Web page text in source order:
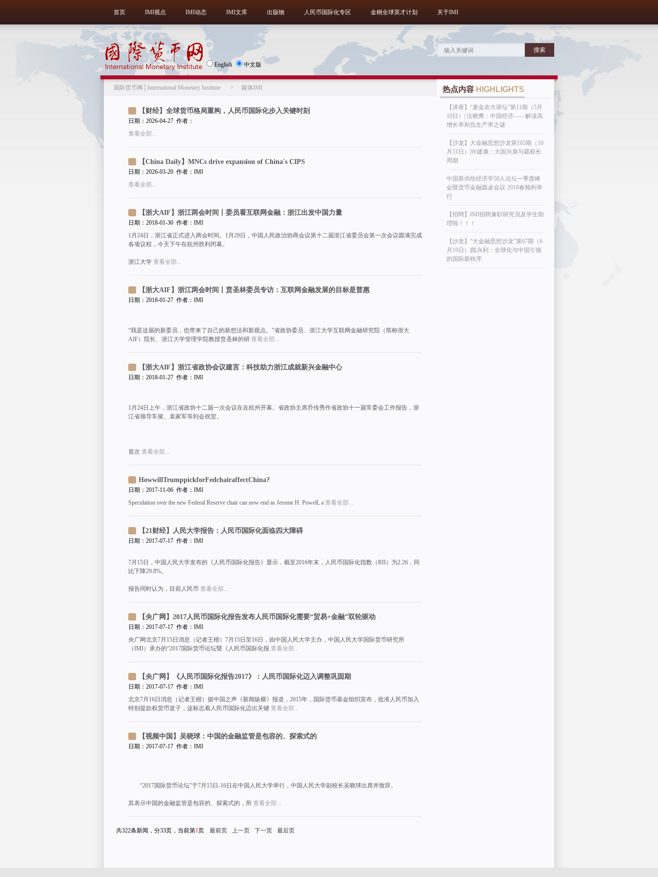
首页 IMI视点 IMI动态 IMI文库 出版物 人民币国际化专区 金桐全球英才计划 关于IMI
English 中文版
国际货币网│International Monetary Institute > 媒体IMI
【财经】全球货币格局重构，人民币国际化步入关键时刻
日期：2026-04-27 作者：
查看全部...
【China Daily】MNCs drive expansion of China's CIPS
日期：2026-03-20 作者：IMI
查看全部...
【浙大AIF】浙江两会时间丨委员看互联网金融：浙江出发中国力量
日期：2018-01-30 作者：IMI
1月24日，浙江省正式进入两会时间。1月29日，中国人民政治协商会议第十二届浙江省委员会第一次会议圆满完成
各项议程，今天下午在杭州胜利闭幕。
浙江大学 查看全部...
【浙大AIF】浙江两会时间丨贲圣林委员专访：互联网金融发展的目标是普惠
日期：2018-01-27 作者：IMI
“我是这届的新委员，也带来了自己的新想法和新观点。”省政协委员、浙江大学互联网金融研究院（简称浙大
AIF）院长、浙江大学管理学院教授贲圣林的研 查看全部...
【浙大AIF】浙江省政协会议建言：科技助力浙江成就新兴金融中心
日期：2018-01-27 作者：IMI
1月24日上午，浙江省政协十二届一次会议在在杭州开幕。省政协主席乔传秀作省政协十一届常委会工作报告，浙
江省领导车俊、袁家军等到会祝贺。
首次 查看全部...
HowwillTrumppickforFedchairaffectChina?
日期：2017-11-06 作者：IMI
Speculation over the new Federal Reserve chair can now end as Jerome H. Powell, a 查看全部...
【21财经】人民大学报告：人民币国际化面临四大障碍
日期：2017-07-17 作者：IMI
7月15日，中国人民大学发布的《人民币国际化报告》显示，截至2016年末，人民币国际化指数（RII）为2.26，同
比下降29.8%。
报告同时认为，目前人民币 查看全部...
【央广网】2017人民币国际化报告发布人民币国际化需要“贸易+金融”双轮驱动
日期：2017-07-17 作者：IMI
央广网北京7月15日消息（记者王楷）7月15日至16日，由中国人民大学主办，中国人民大学国际货币研究所
（IMI）承办的“2017国际货币论坛暨《人民币国际化报 查看全部...
【央广网】《人民币国际化报告2017》：人民币国际化迈入调整巩固期
日期：2017-07-17 作者：IMI
北京7月16日消息（记者王楷）据中国之声《新闻纵横》报道，2015年，国际货币基金组织宣布，批准人民币加入
特别提款权货币篮子，这标志着人民币国际化迈出关键 查看全部...
【视频中国】吴晓球：中国的金融监管是包容的、探索式的
日期：2017-07-17 作者：IMI
“2017国际货币论坛”于7月15日-16日在中国人民大学举行，中国人民大学副校长吴晓球出席并致辞。
其表示中国的金融监管是包容的、探索式的，所 查看全部...
共322条新闻，分33页，当前第1页 最前页 上一页 下一页 最后页
热点内容 HIGHLIGHTS
【讲座】“麦金农大讲坛”第11期（5月
10日）| 伍晓鹰：中国经济——解读高
增长率和负生产率之谜
【沙龙】大金融思想沙龙第105期（10
月31日）|许建康：大国兴衰与霸权长
周期
中国新供给经济学50人论坛一季度峰
会暨货币金融圆桌会议·2018春顺利举
行
【招聘】IMI招聘兼职研究员及学生助
理啦！！！
【沙龙】“大金融思想沙龙”第67期（6
月19日）|陈兴利：全球化与中国引领
的国际新秩序